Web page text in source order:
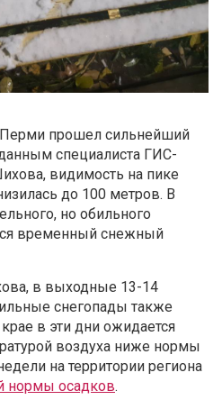
Перми прошел сильнейший
специалиста ГИС-
видимость на пике
до 100 метров. В
но обильного
временный снежный
в выходные 13-14
снегопады также
в эти дни ожидается
воздуха ниже нормы
на территории региона
нормы осадков.